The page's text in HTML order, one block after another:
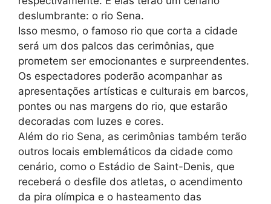
deslumbrante: o rio Sena.
Isso mesmo, o famoso rio que corta a cidade
será um dos palcos das cerimônias, que
prometem ser emocionantes e surpreendentes.
Os espectadores poderão acompanhar as
apresentações artísticas e culturais em barcos,
pontes ou nas margens do rio, que estarão
decoradas com luzes e cores.
Além do rio Sena, as cerimônias também terão
outros locais emblemáticos da cidade como
cenário, como o Estádio de Saint-Denis, que
receberá o desfile dos atletas, o acendimento
da pira olímpica e o hasteamento das